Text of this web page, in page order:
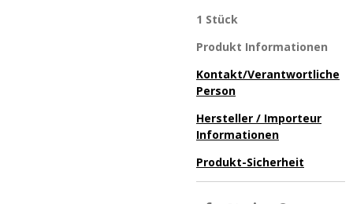
1 Stück
Produkt Informationen
Kontakt/Verantwortliche
Person
Hersteller / Importeur
Informationen
Produkt-Sicherheit